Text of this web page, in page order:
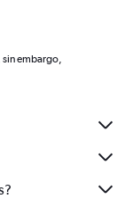
embargo,